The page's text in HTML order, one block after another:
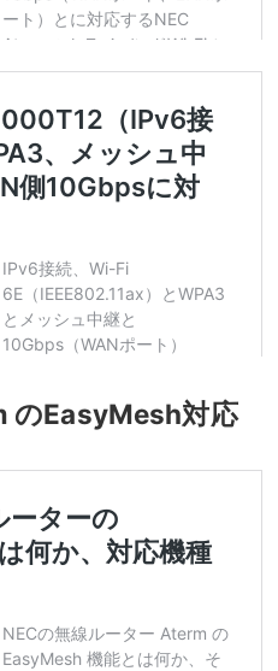
のEasyMesh対応